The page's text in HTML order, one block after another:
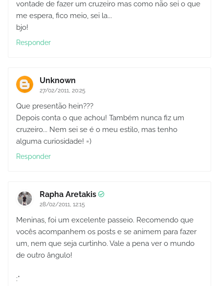
vontade de fazer um cruzeiro mas como não sei o que
me espera, fico meio, sei la...
bjo!
Responder
Unknown
27/02/2011, 20:25
Que presentão hein???
Depois conta o que achou! Também nunca fiz um
cruzeiro... Nem sei se é o meu estilo, mas tenho
alguma curiosidade! =)
Responder
Rapha Aretakis
28/02/2011, 12:15
Meninas, foi um excelente passeio. Recomendo que
vocês acompanhem os posts e se animem para fazer
um, nem que seja curtinho. Vale a pena ver o mundo
de outro ângulo!
:*